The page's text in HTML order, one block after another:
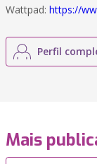
Wattpad: https://
Perfil
Mais